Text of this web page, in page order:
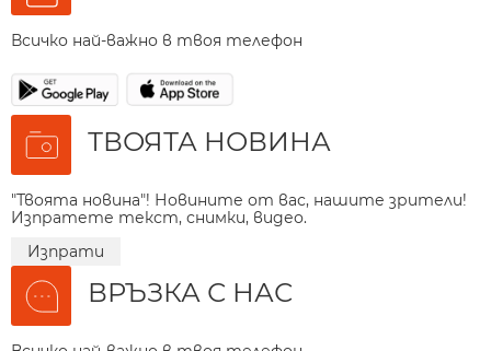
Всичко най-важно в твоя телефон
ТВОЯТА НОВИНА
"Твоята новина"! Новините от вас, нашите зрители!
Изпратете текст, снимки, видео.
Изпрати
ВРЪЗКА С НАС